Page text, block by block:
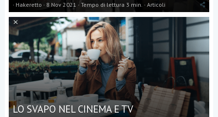
0
0
s
t
e
l
l
a
(
e
)
Hakeretto 8 Nov 2021 Tempo di lettura 3 min. Articoli
LO SVAPO NEL CINEMA E TV